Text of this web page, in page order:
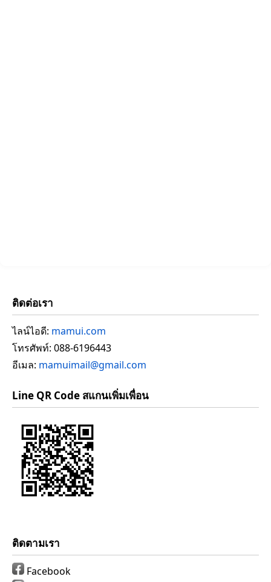
ติดต่อเรา
ไลน์ไอดี: mamui.com
โทรศัพท์: 088-6196443
อีเมล: mamuimail@gmail.com
Line QR Code สแกนเพิ่มเพื่อน
ติดตามเรา
Facebook